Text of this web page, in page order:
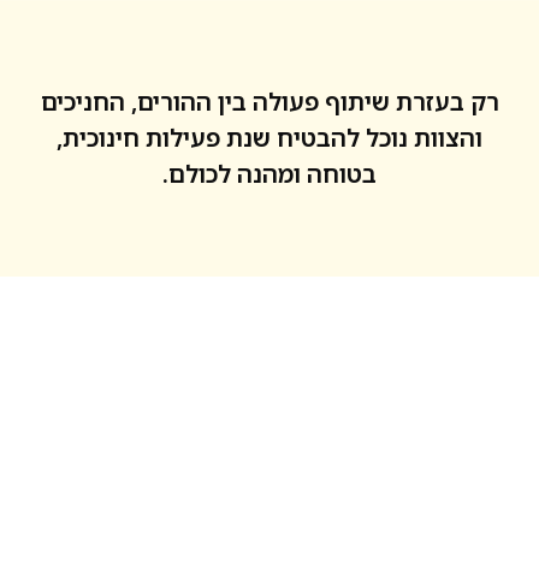
רק בעזרת שיתוף פעולה בין ההורים, החניכים
והצוות נוכל להבטיח שנת פעילות חינוכית,
בטוחה ומהנה לכולם.